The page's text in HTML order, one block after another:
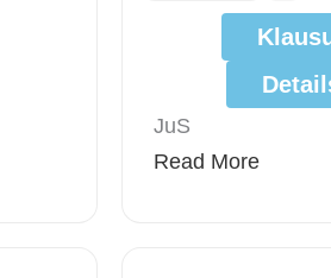
JuS
Read More